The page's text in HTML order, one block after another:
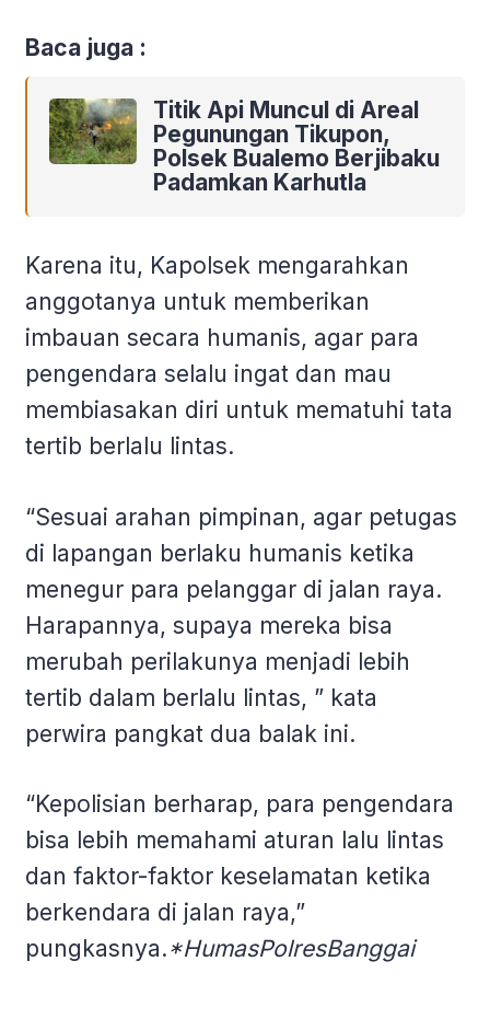
Baca juga :
Titik Api Muncul di Areal
Pegunungan Tikupon,
Polsek Bualemo Berjibaku
Padamkan Karhutla
Karena itu, Kapolsek mengarahkan
anggotanya untuk memberikan
imbauan secara humanis, agar para
pengendara selalu ingat dan mau
membiasakan diri untuk mematuhi tata
tertib berlalu lintas.
“Sesuai arahan pimpinan, agar petugas
di lapangan berlaku humanis ketika
menegur para pelanggar di jalan raya.
Harapannya, supaya mereka bisa
merubah perilakunya menjadi lebih
tertib dalam berlalu lintas, ” kata
perwira pangkat dua balak ini.
“Kepolisian berharap, para pengendara
bisa lebih memahami aturan lalu lintas
dan faktor-faktor keselamatan ketika
berkendara di jalan raya,”
pungkasnya.*HumasPolresBanggai